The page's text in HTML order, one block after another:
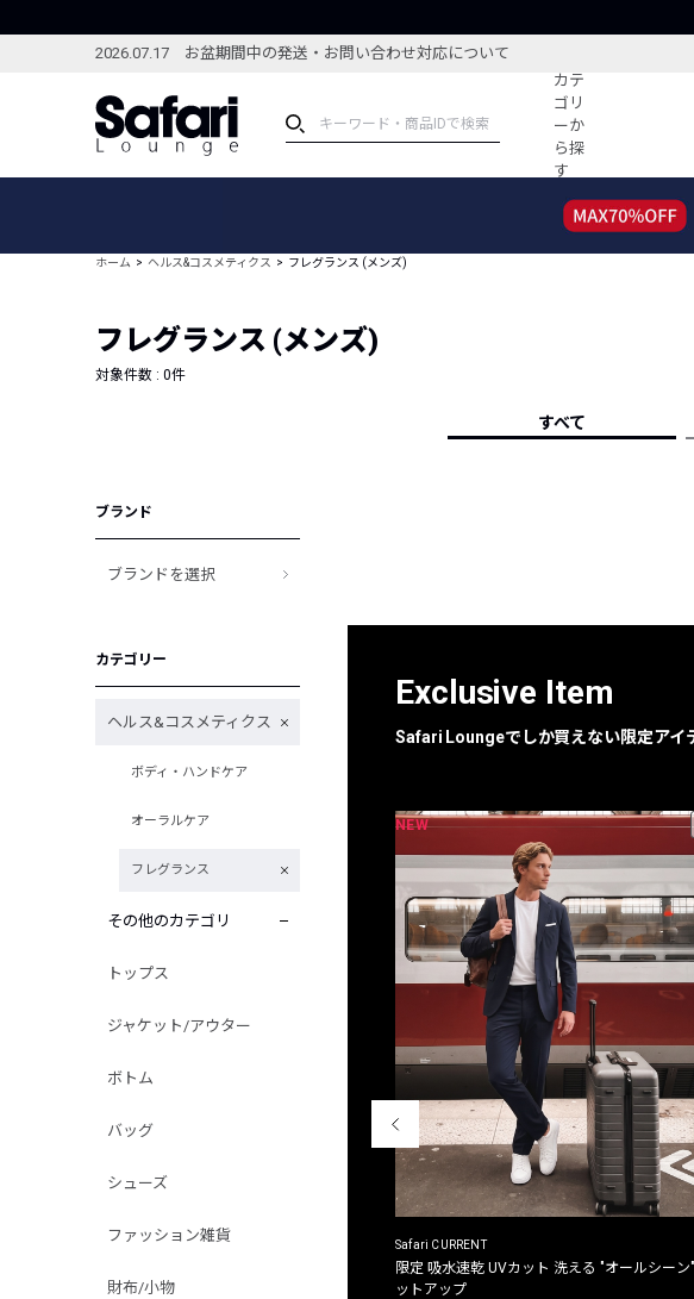
2026.07.17 お盆期間中の発送・お問い合わせ対応について
カテ
ゴリ
ーか
ら探
す
ブランドから探す
新着アイテム
編集部のおすすめアイテム
特集記事
す
ホーム ヘルス&コスメティクス フレグランス (メンズ)
フレグランス (メンズ)
対象件数 : 0件
すべて
ブランド
ブランドを選択
カテゴリー
ヘルス&コスメティクス
ボディ・ハンドケア
オーラルケア
フレグランス
その他のカテゴリ
トップス
ジャケット/アウター
ボトム
バッグ
シューズ
ファッション雑貨
財布/小物
Exclusive Item
Safari Loungeでしか買えない限定アイ
NEW
Safari CURRENT
限定 吸水速乾 UVカット 洗える "オールシーン
ットアップ